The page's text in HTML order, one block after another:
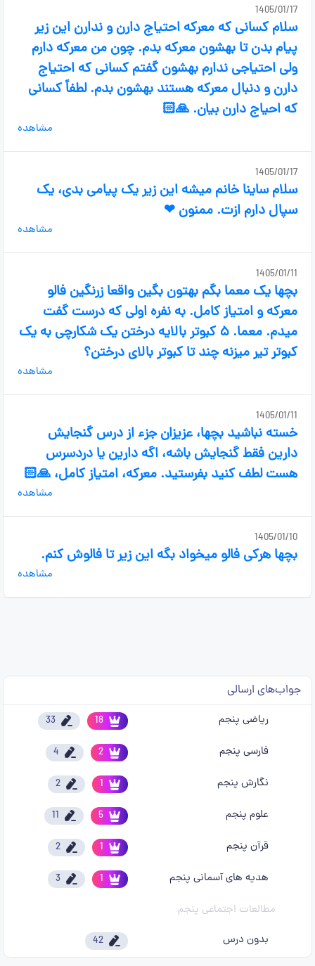
1405/01/17
سلام کسانی که معرکه احتیاج دارن و ندارن این زیر
پیام بدن تا بهشون معرکه بدم. چون من معرکه دارم
ولی احتیاجی ندارم بهشون گفتم کسانی که احتیاج
دارن و دنبال معرکه هستند بهشون بدم. لطفاً کسانی
که احیاج دارن بیان. 🙏🏻
مشاهده
1405/01/17
سلام ساینا خانم میشه این زیر یک پیامی بدی، یک
سپال دارم ازت. ممنون ❤
مشاهده
1405/01/11
بچها یک معما بگم بهتون بگین واقعا زرنگین فالو
معرکه و امتیاز کامل. به نفره اولی که درست گفت
میدم. معما. ۵ کبوتر بالایه درختن یک شکارچی به یک
کبوتر تیر میزنه چند تا کبوتر بالای درختن؟
مشاهده
1405/01/11
خسته نباشید بچها، عزیزان جزء از درس گنجایش
دارین فقط گنجایش باشه، اگه دارین یا دردسرس
هست لطف کنید بفرستید. معرکه، امتیاز کامل، 🙏🏻
مشاهده
1405/01/10
بچها هرکی فالو میخواد بگه این زیر تا فالوش کنم.
مشاهده
جواب‌های ارسالی
ریاضی پنجم 18
33
فارسی پنجم 2
4
نگارش پنجم 1
2
علوم پنجم 5
11
قرآن پنجم 1
2
هدیه های آسمانی پنجم 1
3
مطالعات اجتماعی پنجم
بدون درس
42